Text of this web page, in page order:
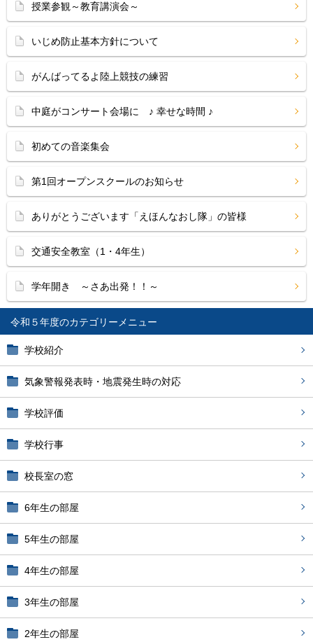
令和５年度
学校紹介
気象警報発表時・地震発生時の対応
学校評価
学校行事
校長室の窓
6年生の部屋
5年生の部屋
4年生の部屋
3年生の部屋
2年生の部屋
授業参観～教育講演会～
いじめ防止基本方針について
がんばってるよ陸上競技の練習
中庭がコンサート会場に ♪ 幸せな時間 ♪
初めての音楽集会
第1回オープンスクールのお知らせ
ありがとうございます「えほんなおし隊」の皆様
交通安全教室（1・4年生）
学年開き ～さあ出発！！～